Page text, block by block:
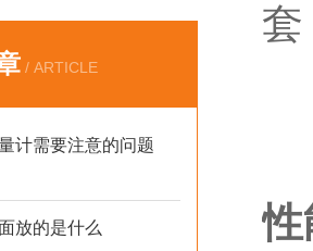
/ ARTICLE
计需要注意的问题
放的是什么
性